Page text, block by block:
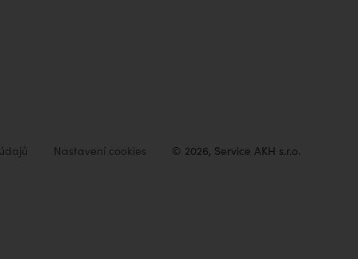
Nastavení cookies © 2026, Service AKH s.r.o.